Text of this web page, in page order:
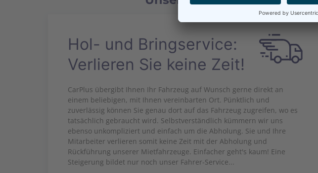
Hol- und Bringservice:
Verlieren Sie keine Zeit!
CarPlus übergibt Ihnen Ihr Fahrzeug auf Wunsch gerne direkt an
einem beliebigen, mit Ihnen vereinbarten Ort. Pünktlich und
zuverlässig können Sie genau dort auf das Fahrzeug zugreifen, wo es
tatsächlich gebraucht wird. Selbstverständlich kümmern wir uns
ebenso unkompliziert und einfach um die Abholung. Sie und Ihre
Mitarbeiter verlieren somit keine Zeit mit der Abholung und
Rückführung unserer Mietfahrzeuge. Einfacher geht's kaum! Eine
Steigerung bildet nur noch unser Fahrer-Service...